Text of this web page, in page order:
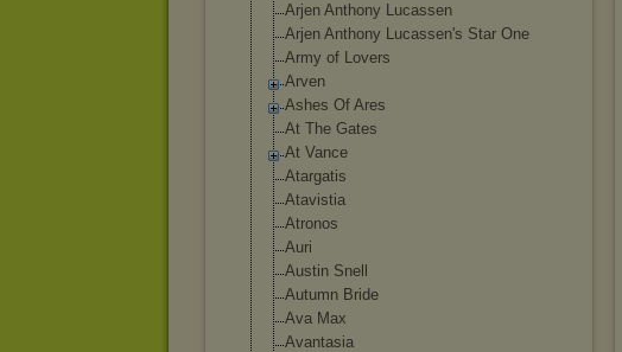
Arjen Anthony Lucassen
Arjen Anthony Lucassen's Star One
Army of Lovers
Arven
Ashes Of Ares
At The Gates
At Vance
Atargatis
Atavistia
Atronos
Auri
Austin Snell
Autumn Bride
Ava Max
Avantasia